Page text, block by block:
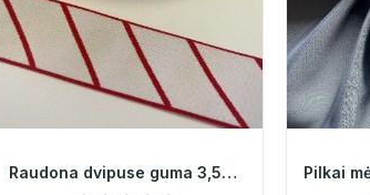
Raudona dvipuse guma 3,5cm 004570